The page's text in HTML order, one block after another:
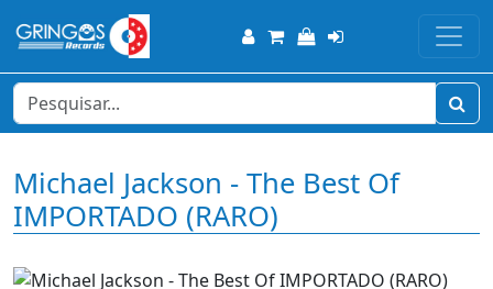
Michael Jackson - The Best Of
IMPORTADO (RARO)